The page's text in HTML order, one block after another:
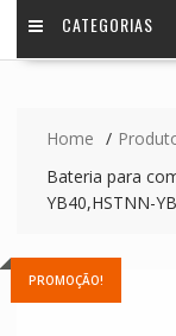
CATEGORIAS
Home
Bateria para
YB40,HSTNN-
PROMOÇÃO!